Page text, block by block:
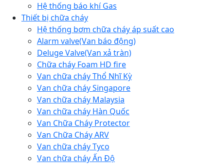
Hệ thống báo khí Gas
Thiết bị chữa cháy
Hệ thống bơm chữa cháy áp suất cao
Alarm valve(Van báo động)
Deluge Valve(Van xả tràn)
Chữa cháy Foam HD fire
Van chữa cháy Thổ Nhĩ Kỳ
Van chữa cháy Singapore
Van chữa cháy Malaysia
Van chữa cháy Hàn Quốc
Van Chữa Cháy Protector
Van Chữa Cháy ARV
Van chữa cháy Tyco
Van chữa cháy Ấn Độ